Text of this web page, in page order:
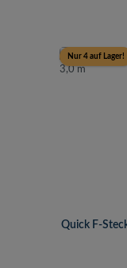
Nur 4 auf Lager!
Quick F-